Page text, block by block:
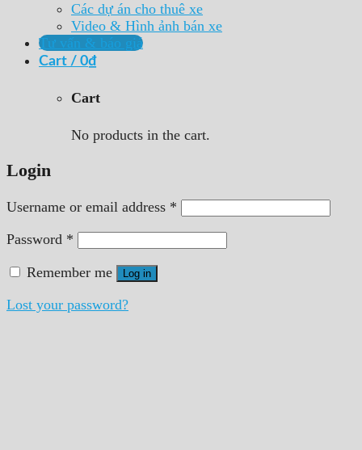
Các dự án cho thuê xe
Video & Hình ảnh bán xe
Tư vấn & báo giá
Cart / 0₫
Cart
No products in the cart.
Login
Username or email address *
Password *
Remember me Log in
Lost your password?